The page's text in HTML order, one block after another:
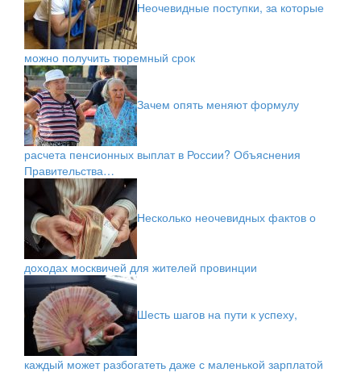
Неочевидные поступки, за которые
можно получить тюремный срок
Зачем опять меняют формулу
расчета пенсионных выплат в России? Объяснения
Правительства…
Несколько неочевидных фактов о
доходах москвичей для жителей провинции
Шесть шагов на пути к успеху,
каждый может разбогатеть даже с маленькой зарплатой